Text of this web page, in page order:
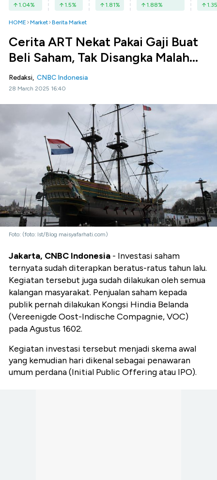
1.04% 1.5% 1.81% 1.88% 1.35
HOME Market Berita Market
Cerita ART Nekat Pakai Gaji Buat
Beli Saham, Tak Disangka Malah...
Redaksi, CNBC Indonesia
28 March 2025 16:40
Foto: (foto: Ist/Blog maisyafarhati.com)
Jakarta, CNBC Indonesia - Investasi saham
ternyata sudah diterapkan beratus-ratus tahun lalu.
Kegiatan tersebut juga sudah dilakukan oleh semua
kalangan masyarakat. Penjualan saham kepada
publik pernah dilakukan Kongsi Hindia Belanda
(Vereenigde Oost-Indische Compagnie, VOC)
pada Agustus 1602.
Kegiatan investasi tersebut menjadi skema awal
yang kemudian hari dikenal sebagai penawaran
umum perdana (Initial Public Offering atau IPO).